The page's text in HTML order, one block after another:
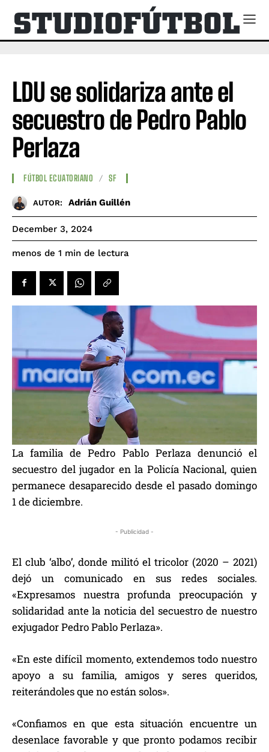
LDU se solidariza ante el
secuestro de Pedro Pablo
Perlaza
FÚTBOL ECUATORIANO SF
AUTOR: Adrián Guillén
December 3, 2024
menos de 1 min de lectura
La familia de Pedro Pablo Perlaza denunció el
secuestro del jugador en la Policía Nacional, quien
permanece desaparecido desde el pasado domingo
1 de diciembre.
- Publicidad -
El club ‘albo’, donde militó el tricolor (2020 – 2021)
dejó un comunicado en sus redes sociales.
«Expresamos nuestra profunda preocupación y
solidaridad ante la noticia del secuestro de nuestro
exjugador Pedro Pablo Perlaza».
«En este difícil momento, extendemos todo nuestro
apoyo a su familia, amigos y seres queridos,
reiterándoles que no están solos».
«Confiamos en que esta situación encuentre un
desenlace favorable y que pronto podamos recibir